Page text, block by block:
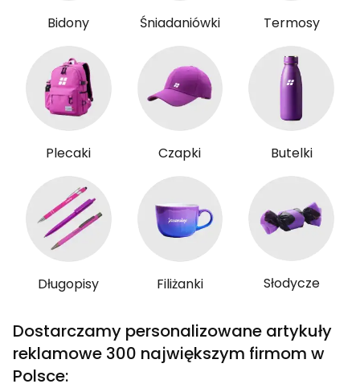
Bidony Śniadaniówki Termosy
Plecaki Czapki Butelki
Długopisy Filiżanki Słodycze
Dostarczamy personalizowane artykuły
reklamowe 300 największym firmom w
Polsce: